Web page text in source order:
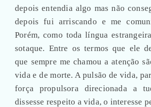
depois entendia algo mas não
depois fui arriscando e me
Porém, como toda língua
sotaque. Entre os termos que ele
que sempre me chamou a atenção
vida e de morte. A pulsão de vida,
força propulsora direcionada a
dissesse respeito a vida, o interesse